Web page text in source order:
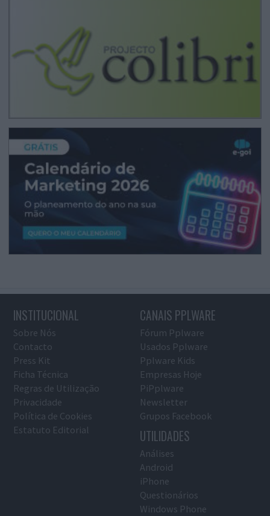
INSTITUCIONAL
Sobre Nós
Contacto
Press Kit
Ficha Técnica
Regras de Utilização
Privacidade
Política de Cookies
Estatuto Editorial
CANAIS PPLWARE
Fórum Pplware
Usados Pplware
Pplware Kids
Empresas Hoje
PiPplware
Newsletter
Grupos Facebook
UTILIDADES
Análises
Android
iPhone
Questionários
Windows Phone